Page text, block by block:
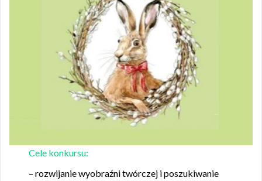
Cele konkursu:
– rozwijanie wyobraźni twórczej i poszukiwanie